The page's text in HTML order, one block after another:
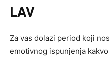
LAV
Za vas dolazi period koji
emotivnog ispunjenja